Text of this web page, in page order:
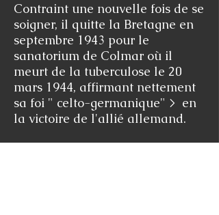
Contraint une nouvelle fois de se
soigner, il quitte la Bretagne en
septembre 1943 pour le
sanatorium de Colmar où il
meurt de la tuberculose le 20
mars 1944, affirmant nettement
sa foi " celto-germanique" > en
la victoire de l'allié allemand.